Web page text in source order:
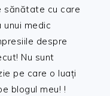
sănătate cu care
medic
despre
Nu sunt
pe care o luați
blogul meu! !